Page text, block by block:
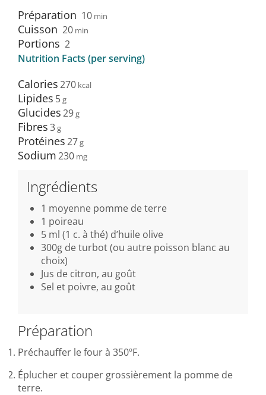
Préparation 10 min
Cuisson 20 min
Portions 2
Nutrition Facts (per serving)
Calories270
Lipides 5
Glucides29
Fibres3
Protéines27
Sodium230
Ingrédients
1 moyenne pomme de terre
1 poireau
5 ml (1 c. à thé) d’huile olive
300g de turbot (ou autre poisson blanc au
choix)
Jus de citron, au goût
Sel et poivre, au goût
Préparation
Préchauffer le four à 350ºF.
Éplucher et couper grossièrement la pomme de
terre.